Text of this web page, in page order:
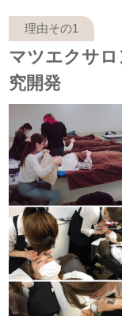
マツエクサ
究開発